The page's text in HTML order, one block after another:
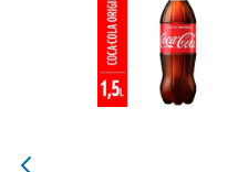
Experimente o sabor
Seja para um dia
só a Fanta pode